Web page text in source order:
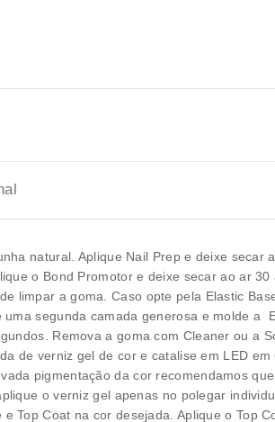
natural. Aplique Nail Prep e deixe secar
o Bond Promotor e deixe secar ao ar 30
limpar a goma. Caso opte pela Elastic
segunda camada generosa e molde a
Remova a goma com Cleaner ou a
de verniz gel de cor e catalise em LED em
pigmentação da cor recomendamos
o verniz gel apenas no polegar
Top Coat na cor desejada. Aplique o Top